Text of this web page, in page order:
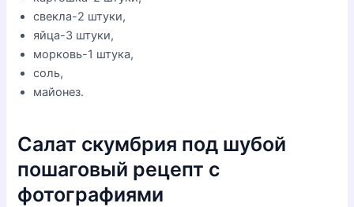
свекла-2 штуки,
яйца-3 штуки,
морковь-1 штука,
соль,
майонез.
Салат скумбрия под шубой
пошаговый рецепт с
фотографиями